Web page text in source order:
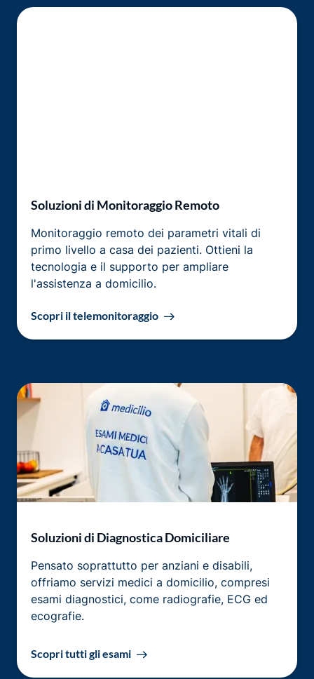
Soluzioni di Monitoraggio Remoto
Monitoraggio remoto dei parametri vitali di
primo livello a casa dei pazienti. Ottieni la
tecnologia e il supporto per ampliare
l'assistenza a domicilio.
Scopri il telemonitoraggio
Soluzioni di Diagnostica Domiciliare
Pensato soprattutto per anziani e disabili,
offriamo servizi medici a domicilio, compresi
esami diagnostici, come radiografie, ECG ed
ecografie.
Scopri tutti gli esami